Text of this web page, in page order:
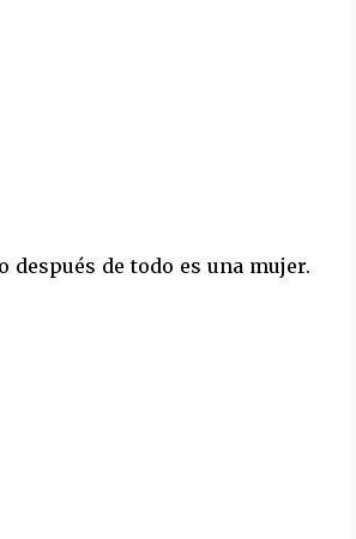
de todo es una mujer.